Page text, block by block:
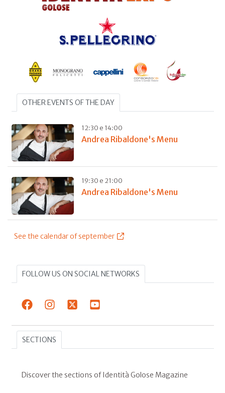
OTHER EVENTS OF THE DAY
12:30 e 14:00
Andrea Ribaldone's Menu
19:30 e 21:00
Andrea Ribaldone's Menu
See the calendar of september
FOLLOW US ON SOCIAL NETWORKS
SECTIONS
Discover the sections of Identità Golose Magazine